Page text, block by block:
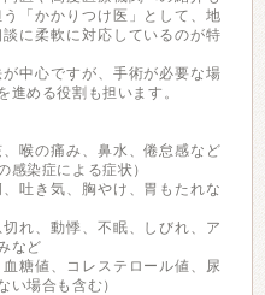
「かかりつけ医」として、地
に柔軟に対応しているのが特
中心ですが、手術が必要な場
進める役割も担います。
喉の痛み、鼻水、倦怠感など
感染症による症状）
吐き気、胸やけ、胃もたれな
れ、動悸、不眠、しびれ、ア
など
糖値、コレステロール値、尿
い場合も含む）